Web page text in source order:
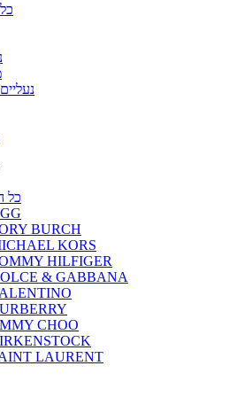
כל
BURCH
KORS
HILFIGER
& GABBANA
CHOO
LAURENT